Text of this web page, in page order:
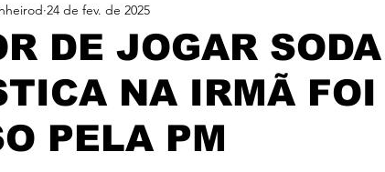
Destaque
DE JOGAR SODA
NA IRMÃ FOI
PELA PM
24 de fev. de 2025